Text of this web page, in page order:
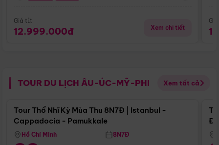
Giá từ:
12.999.000đ Xem chi tiết
TOUR DU LỊCH ÂU-ÚC-MỸ-PHI Xem tất cả
Điểm nổi bật
Tour Thổ Nhĩ Kỳ Mùa Thu 8N7Đ | Istanbul -
Cappadocia - Pamukkale
Hồ Chí Minh 8N7Đ